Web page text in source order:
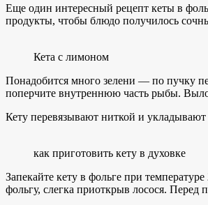
Еще один интересный рецепт кеты в
продукты, чтобы блюдо получилось
Кета с лимоном
Понадобится много зелени — по пучку
поперчите внутреннюю часть рыбы.
Кету перевязывают ниткой и
как приготовить кету в духовке
Запекайте кету в фольге при
фольгу, слегка приоткрыв лосося. Перед